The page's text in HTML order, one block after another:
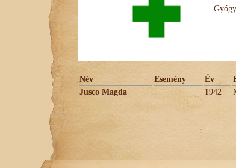
Név Esemény Év
Jusco Magda
1942